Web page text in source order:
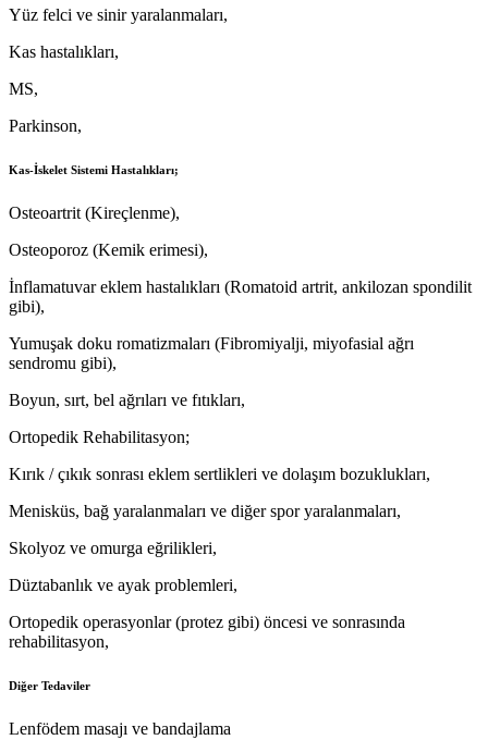
Yüz felci ve sinir yaralanmaları,
Kas hastalıkları,
MS,
Parkinson,
Kas-İskelet Sistemi Hastalıkları;
Osteoartrit (Kireçlenme),
Osteoporoz (Kemik erimesi),
İnflamatuvar eklem hastalıkları (Romatoid artrit, ankilozan spondilit
gibi),
Yumuşak doku romatizmaları (Fibromiyalji, miyofasial ağrı
sendromu gibi),
Boyun, sırt, bel ağrıları ve fıtıkları,
Ortopedik Rehabilitasyon;
Kırık / çıkık sonrası eklem sertlikleri ve dolaşım bozuklukları,
Menisküs, bağ yaralanmaları ve diğer spor yaralanmaları,
Skolyoz ve omurga eğrilikleri,
Düztabanlık ve ayak problemleri,
Ortopedik operasyonlar (protez gibi) öncesi ve sonrasında
rehabilitasyon,
Diğer Tedaviler
Lenfödem masajı ve bandajlama